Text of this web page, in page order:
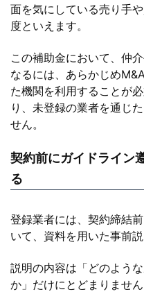
面を気にしている売り手
度といえます。
この補助金において、仲
なるには、あらかじめ
た機関を利用することが
り、未登録の業者を通じ
せん。
契約前にガイドライン
る
登録業者には、契約締結
いて、資料を用いた事前
説明の内容は「どのよう
か」だけにとどまりませ